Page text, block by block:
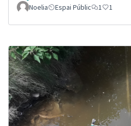
Noelia Espai Públic 1 1